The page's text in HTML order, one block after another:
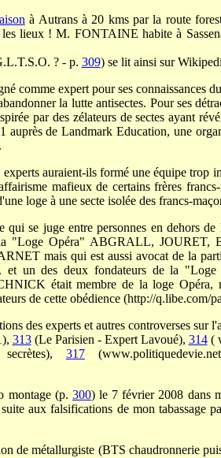
à Autrans à 20 kms par la route
lieux ! M. FONTAINE habite à
? - p. 309) se lit ainsi sur
comme expert pour ses connaissances
la lutte antisectes. Pour ses
par des zélateurs de sectes ayant
auprès de Landmark Education, une
auraient-ils formé une équipe trop
mafieux de certains frères
loge à une secte isolée des francs-
se juge entre personnes en dehors
la "Loge Opéra" ABGRALL,
mais qui est aussi avocat de la
et un des deux fondateurs de la
était membre de la loge Opéra,
de cette obédience (http://q.libe.com/
des experts et autres controverses sur
313(Le Parisien - Expert Lavoué), 314(
317
montage (p. 300) le 7 février 2008 dans
aux falsifications de mon tabassage
de métallurgiste (BTS chaudronnerie